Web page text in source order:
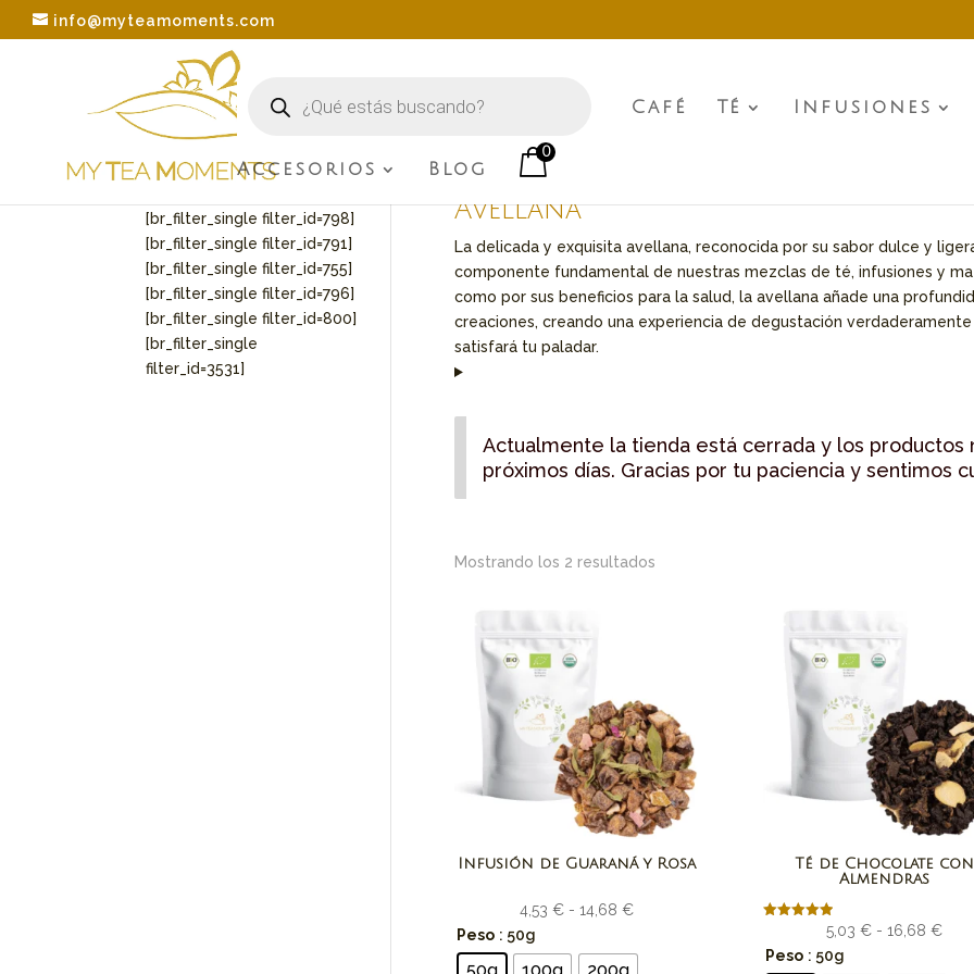
info@myteamoments.com
productos
Café Té Infusiones
Accesorios Blog
0
Inicio / Ingredientes del producto / Avellana
Avellana
La delicada y exquisita avellana, reconocida por su sabor dulce y
componente fundamental de nuestras mezclas de té, infusiones y
como por sus beneficios para la salud, la avellana añade una
creaciones, creando una experiencia de degustación
satisfará tu paladar.
Actualmente la tienda está cerrada y los productos
próximos días. Gracias por tu paciencia y sentimos
Mostrando los 2 resultados
Infusión de Guaraná y Rosa
4,53 € - 14,68 €Rango
precios:
Peso : 50g
50g 100g 200g
Té de Chocolate con
Almendras
5.00
5,03€ - 16,68€
Peso : 50g
[br_filter_single
[br_filter_single filter_id=798]
[br_filter_single filter_id=791]
[br_filter_single filter_id=755]
[br_filter_single filter_id=796]
[br_filter_single filter_id=800]
[br_filter_single
filter_id=3531]